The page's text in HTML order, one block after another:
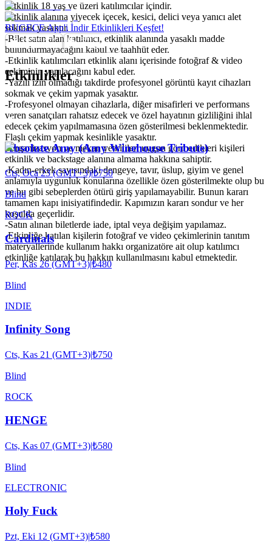
-Etkinlik 18 yaş ve üzeri katılımcılar içindir.
-Etkinlik alanına yiyecek içecek, kesici, delici veya yanıcı alet
sokmak yasaktır.
-Bilet satın alan katılımcı, etkinlik alanında yasaklı madde
bulundurmayacağını kabul ve taahhüt eder.
-Etkinlik katılımcıları etkinlik alanı içerisinde fotoğraf & video
çekiminin yapılacağını kabul eder.
-Yazılı izin olmadığı takdirde profesyonel görüntü kayıt cihazları
sokmak ve çekim yapmak yasaktır.
-Profesyonel olmayan cihazlarla, diğer misafirleri ve performans
veren sanatçıları rahatsız edecek ve özel hayatının gizliliğini ihlal
edecek çekim yapılmamasına özen gösterilmesi beklenmektedir.
Flaşlı çekim yapmak kesinlikle yasaktır.
-Organizasyon ve mekan yetkilileri uygun görmedikleri kişileri
etkinlik ve backstage alanına almama hakkına sahiptir.
-Kadın-erkek sayısındaki dengeye, tavır, üslup, giyim ve genel
anlamıyla uygunluk konularına özellikle özen gösterilmekte olup bu
ve bu gibi sebeplerden ötürü giriş yapılamayabilir. Bunun kararı
tamamen kapı inisiyatifindedir. Kapımızın kararı sondur ve her
koşulda geçerlidir.
-Satın alınan biletlerde iade, iptal veya değişim yapılamaz.
-Etkinliğe katılan kişilerin fotoğraf ve video çekimlerinin tanıtım
materyallerinde kullanım hakkı organizatöre ait olup katılımcı
etkinliğe katılarak bu hakkın kullanılmasını kabul etmektedir.
BUGECE App'i İndir Etkinlikleri Keşfet!
Etkinlikler
Absolute Amy (Amy Winehouse Tribute)
Cts, Oca 23 (GMT+3)|₺750
Blind
ROCK
Cardinals
Per, Kas 26 (GMT+3)|₺480
Blind
INDIE
Infinity Song
Cts, Kas 21 (GMT+3)|₺750
Blind
ROCK
HENGE
Cts, Kas 07 (GMT+3)|₺580
Blind
ELECTRONIC
Holy Fuck
Pzt, Eki 12 (GMT+3)|₺580